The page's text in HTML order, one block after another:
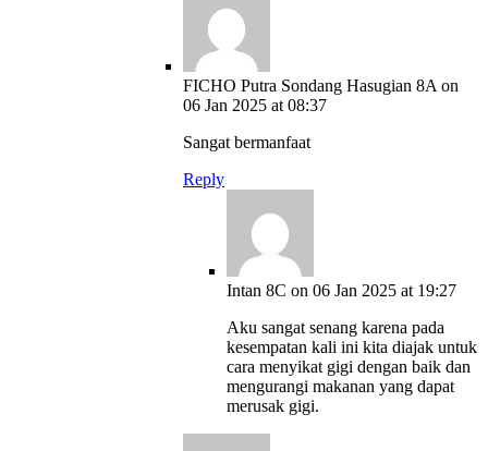
FICHO Putra Sondang Hasugian 8A on
06 Jan 2025 at 08:37
Sangat bermanfaat
Reply
Intan 8C on 06 Jan 2025 at 19:27
Aku sangat senang karena pada
kesempatan kali ini kita diajak untuk
cara menyikat gigi dengan baik dan
mengurangi makanan yang dapat
merusak gigi.